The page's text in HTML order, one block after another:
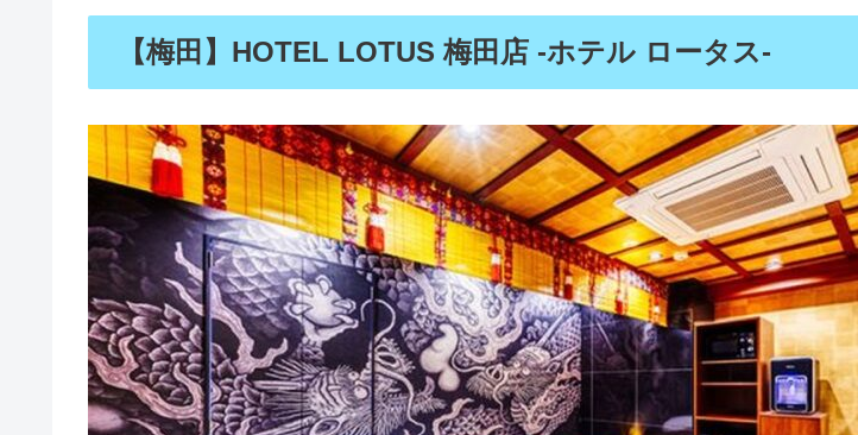
【梅田】HOTEL LOTUS 梅田店 -ホテル ロータス-